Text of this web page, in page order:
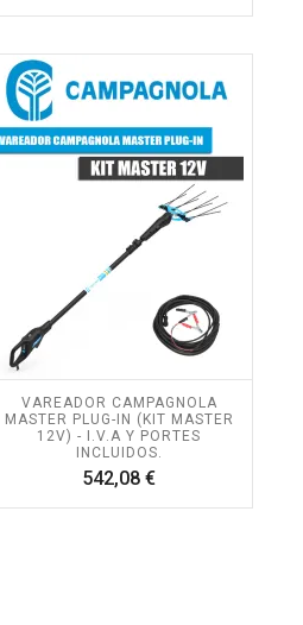
VAREADOR CAMPAGNOLA
MASTER PLUG-IN (KIT MASTER
12V) - I.V.A Y PORTES
INCLUIDOS.
542,08 €Precio